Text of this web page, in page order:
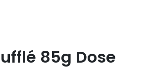
85g Dose